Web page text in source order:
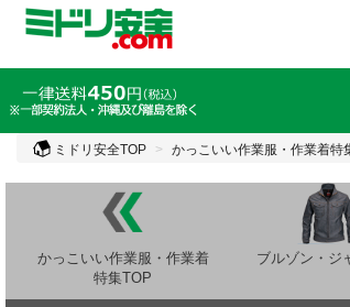
ミドリ安全TOP かっこいい作業服・作業着特
かっこいい作業服・作業着
特集TOP
ブルゾン・ジ